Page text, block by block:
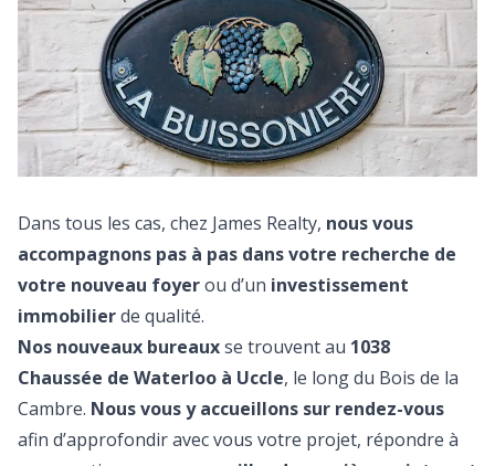
Dans tous les cas, chez James Realty, nous vous
accompagnons pas à pas dans votre recherche de
votre nouveau foyerou d’un investissement
immobilierde qualité.
Nos nouveaux bureauxse trouvent au 1038
Chaussée de Waterloo à Uccle, le long du Bois de la
Cambre. Nous vous y accueillons sur rendez-vous
afin d’approfondir avec vous votre projet, répondre à